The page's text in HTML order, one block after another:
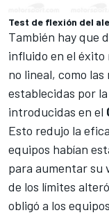
Test de flexión del
También hay que
influido en el
no lineal, como
establecidas por la
introducidas en el
Esto redujo la
equipos habían
para aumentar su
de los límites
obligó a los